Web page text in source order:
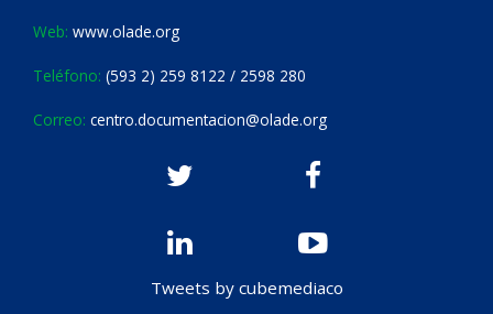
Web: www.olade.org
Teléfono: (593 2) 259 8122 / 2598 280
Correo: centro.documentacion@olade.org
Tweets by cubemediaco